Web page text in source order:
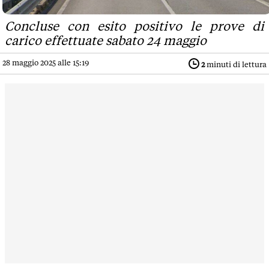
Concluse con esito positivo le prove di
carico effettuate sabato 24 maggio
28 maggio 2025 alle 15:19 2minuti di lettura